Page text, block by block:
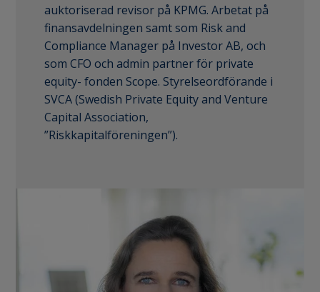
auktoriserad revisor på KPMG. Arbetat på
finansavdelningen samt som Risk and
Compliance Manager på Investor AB, och
som CFO och admin partner för private
equity- fonden Scope. Styrelseordförande i
SVCA (Swedish Private Equity and Venture
Capital Association,
”Riskkapitalföreningen”).